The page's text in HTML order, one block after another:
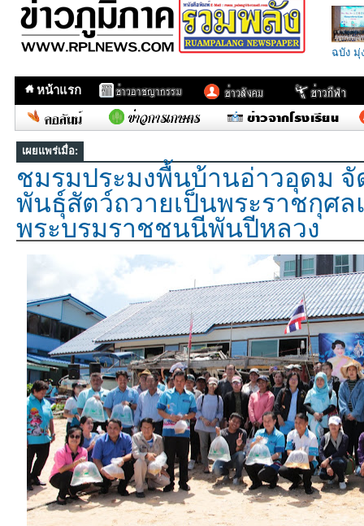
ฉบัง มุ่
หน้าแรก
เผยแพร่เมื่อ:
ชมรมประมงพื้นบ้านอ่าวอุดม
พันธุ์สัตว์ถวายเป็นพระราชกุศ
พระบรมราชชนนีพันปีหลวง